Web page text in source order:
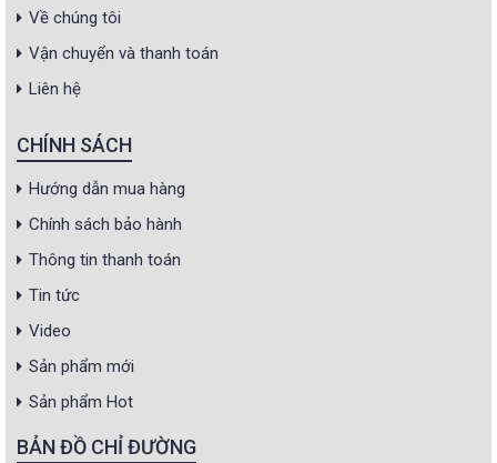
Về chúng tôi
Vận chuyển và thanh toán
Liên hệ
CHÍNH SÁCH
Hướng dẫn mua hàng
Chính sách bảo hành
Thông tin thanh toán
Tin tức
Video
Sản phẩm mới
Sản phẩm Hot
BẢN ĐỒ CHỈ ĐƯỜNG